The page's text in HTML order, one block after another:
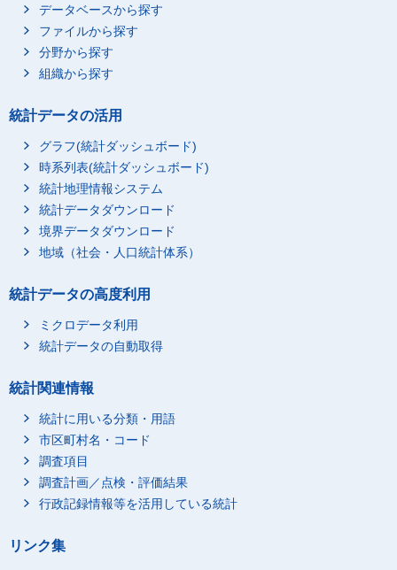
データベースから探す
ファイルから探す
分野から探す
組織から探す
統計データの活用
グラフ(統計ダッシュボード)
時系列表(統計ダッシュボード)
統計地理情報システム
統計データダウンロード
境界データダウンロード
地域（社会・人口統計体系）
統計データの高度利用
ミクロデータ利用
統計データの自動取得
統計関連情報
統計に用いる分類・用語
市区町村名・コード
調査項目
調査計画／点検・評価結果
行政記録情報等を活用している統計
リンク集